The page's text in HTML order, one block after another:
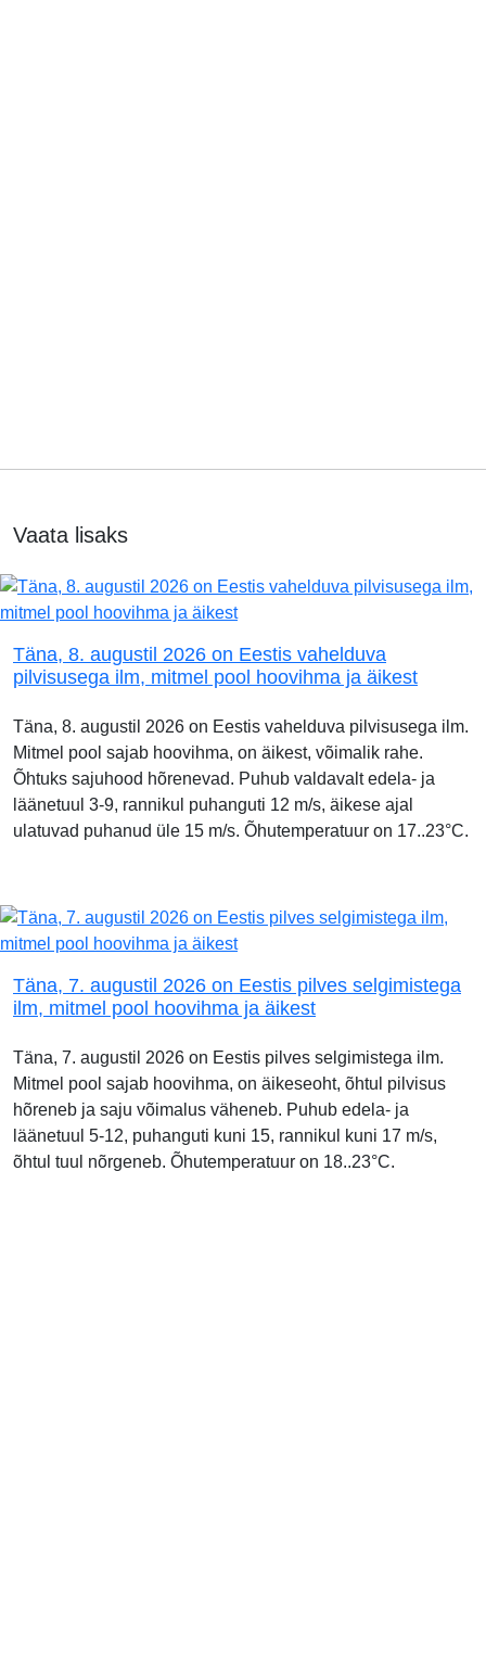
Vaata lisaks
Täna, 8. augustil 2026 on Eestis vahelduva
pilvisusega ilm, mitmel pool hoovihma ja äikest
Täna, 8. augustil 2026 on Eestis vahelduva pilvisusega ilm.
Mitmel pool sajab hoovihma, on äikest, võimalik rahe.
Õhtuks sajuhood hõrenevad. Puhub valdavalt edela- ja
läänetuul 3-9, rannikul puhanguti 12 m/s, äikese ajal
ulatuvad puhanud üle 15 m/s. Õhutemperatuur on 17..23°C.
Täna, 7. augustil 2026 on Eestis pilves selgimistega
ilm, mitmel pool hoovihma ja äikest
Täna, 7. augustil 2026 on Eestis pilves selgimistega ilm.
Mitmel pool sajab hoovihma, on äikeseoht, õhtul pilvisus
hõreneb ja saju võimalus väheneb. Puhub edela- ja
läänetuul 5-12, puhanguti kuni 15, rannikul kuni 17 m/s,
õhtul tuul nõrgeneb. Õhutemperatuur on 18..23°C.